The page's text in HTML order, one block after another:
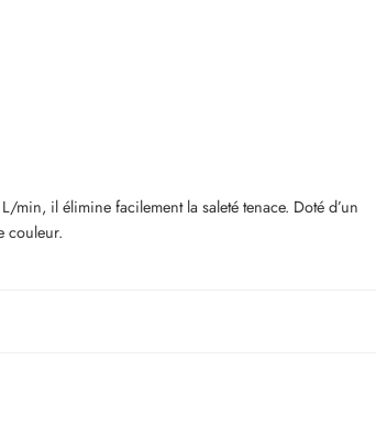
il élimine facilement la saleté tenace. Doté d’un
couleur.